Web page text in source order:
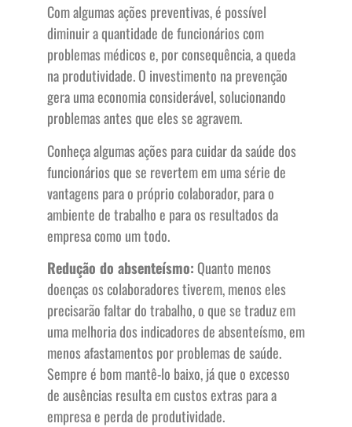
Com algumas ações preventivas, é possível
diminuir a quantidade de funcionários com
problemas médicos e, por consequência, a queda
na produtividade. O investimento na prevenção
gera uma economia considerável, solucionando
problemas antes que eles se agravem.
Conheça algumas ações para cuidar da saúde dos
funcionários que se revertem em uma série de
vantagens para o próprio colaborador, para o
ambiente de trabalho e para os resultados da
empresa como um todo.
Redução do absenteísmo: Quanto menos
doenças os colaboradores tiverem, menos eles
precisarão faltar do trabalho, o que se traduz em
uma melhoria dos indicadores de absenteísmo, em
menos afastamentos por problemas de saúde.
Sempre é bom mantê-lo baixo, já que o excesso
de ausências resulta em custos extras para a
empresa e perda de produtividade.